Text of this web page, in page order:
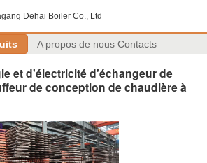
Dehai Boiler Co., Ltd
A propos de nous Contacts
et d'électricité d'échangeur de
de conception de chaudière à